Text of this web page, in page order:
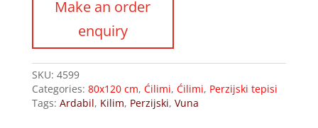
SKU: 4599
Categories: 80x120 cm, Ćilimi, Ćilimi, Perzijski tepisi
Tags: Ardabil, Kilim, Perzijski, Vuna